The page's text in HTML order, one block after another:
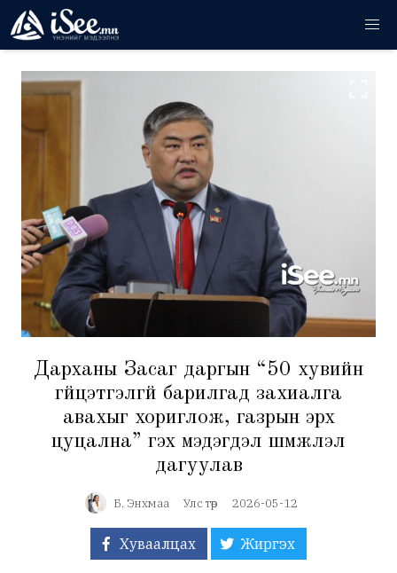
Дарханы Засаг даргын “50 хувийн
гүйцэтгэлгүй барилгад захиалга
авахыг хориглож, газрын эрх
цуцална” гэх мэдэгдэл шүүмжлэл
дагуулав
Б. Энхмаа Улс төр 2026-05-12
Хуваалцах Жиргэх